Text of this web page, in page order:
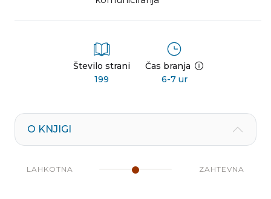
Število strani
199
Čas branja
6-7 ur
O KNJIGI
LAHKOTNA ZAHTEVNA